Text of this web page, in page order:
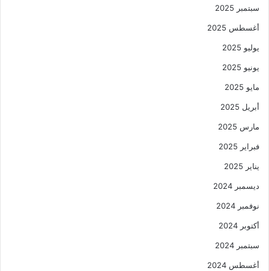
سبتمبر 2025
أغسطس 2025
يوليو 2025
يونيو 2025
مايو 2025
أبريل 2025
مارس 2025
فبراير 2025
يناير 2025
ديسمبر 2024
نوفمبر 2024
أكتوبر 2024
سبتمبر 2024
أغسطس 2024